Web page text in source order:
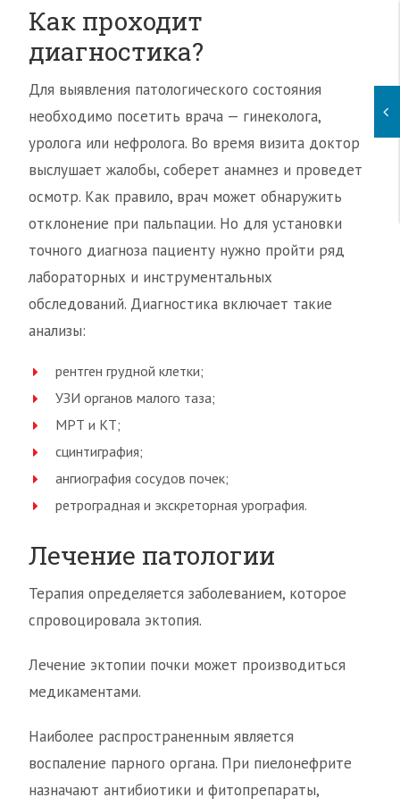
Как проходит
диагностика?
Для выявления патологического состояния
необходимо посетить врача — гинеколога,
уролога или нефролога. Во время визита доктор
выслушает жалобы, соберет анамнез и проведет
осмотр. Как правило, врач может обнаружить
отклонение при пальпации. Но для установки
точного диагноза пациенту нужно пройти ряд
лабораторных и инструментальных
обследований. Диагностика включает такие
анализы:
рентген грудной клетки;
УЗИ органов малого таза;
МРТ и КТ;
сцинтиграфия;
ангиография сосудов почек;
ретроградная и экскреторная урография.
Лечение патологии
Терапия определяется заболеванием, которое
спровоцировала эктопия.
Лечение эктопии почки может производиться
медикаментами.
Наиболее распространенным является
воспаление парного органа. При пиелонефрите
назначают антибиотики и фитопрепараты,